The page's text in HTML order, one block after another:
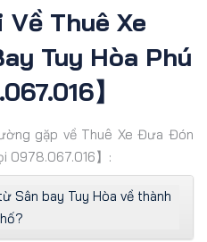
Thuê Xe
Tuy Hòa Phú
】
gặp về Thuê Xe Đưa Đón
0978.067.016】:
Sân bay Tuy Hòa về thành